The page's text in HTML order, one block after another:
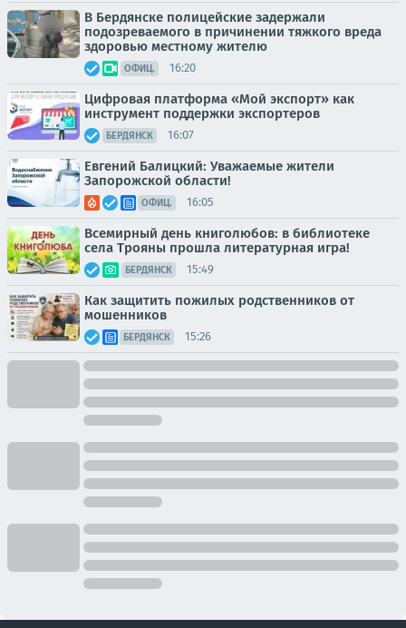
В Бердянске полицейские задержали
подозреваемого в причинении тяжкого вреда
здоровью местному жителю
ОФИЦ. 16:20
Цифровая платформа «Мой экспорт» как
инструмент поддержки экспортеров
БЕРДЯНСК 16:07
Евгений Балицкий: Уважаемые жители
Запорожской области!
ОФИЦ. 16:05
Всемирный день книголюбов: в библиотеке
села Трояны прошла литературная игра!
БЕРДЯНСК 15:49
Как защитить пожилых родственников от
мошенников
БЕРДЯНСК 15:26